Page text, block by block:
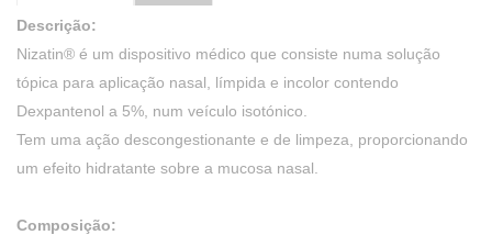
Descrição:
Nizatin® é um dispositivo médico que consiste numa solução
tópica para aplicação nasal, límpida e incolor contendo
Dexpantenol a 5%, num veículo isotónico.
Tem uma ação descongestionante e de limpeza, proporcionando
um efeito hidratante sobre a mucosa nasal.
Composição: